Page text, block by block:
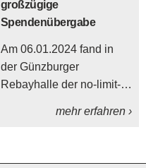
großzügige
Spendenübergabe
Am 06.01.2024 fand in
der Günzburger
Rebayhalle der no-limit-
mehr erfahren ›